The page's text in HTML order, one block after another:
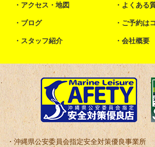
アクセス・地図 よくある
ブログ ご予約は
スタッフ紹介 会社概要
沖縄県公安委員会指定安全対策優良事業所